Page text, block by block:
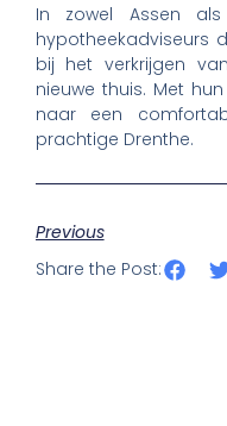
In zowel Assen
hypotheekadviseurs
bij het verkrijgen
nieuwe thuis. Met
naar een
prachtige Drenthe.
Previous
Share the Post: